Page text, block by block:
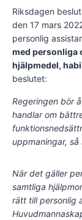
Riksdagen
den 17 mars
personlig
med personliga
hjälpmedel,
beslutet:
Regeringen bör
handlar om
uppmaningar,
När det gäller
samtliga
rätt till personlig